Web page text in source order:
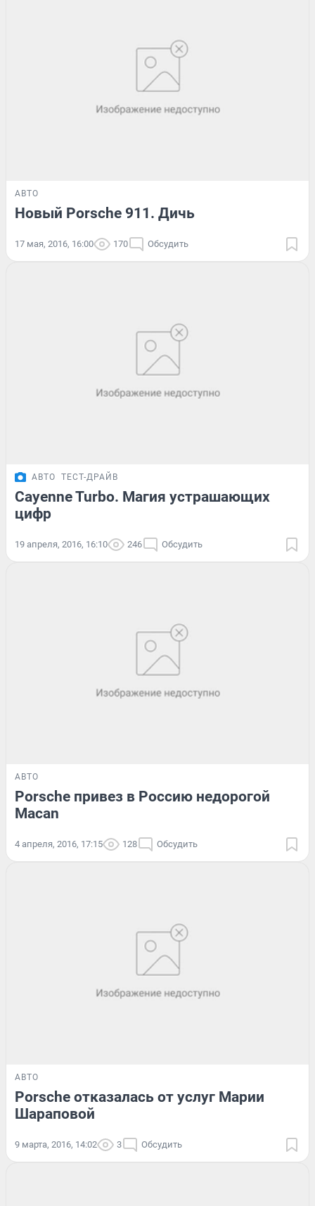
АВТО
Новый Porsche 911. Дичь
17 мая, 2016, 16:00 170 Обсудить
АВТО ТЕСТ-ДРАЙВ
Cayenne Turbo. Магия устрашающих
цифр
19 апреля, 2016, 16:10 246 Обсудить
АВТО
Porsche привез в Россию недорогой
Macan
4 апреля, 2016, 17:15 128 Обсудить
АВТО
Porsche отказалась от услуг Марии
Шараповой
9 марта, 2016, 14:02 3 Обсудить